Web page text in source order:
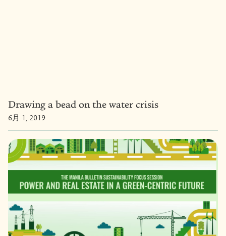
Drawing a bead on the water crisis
6月 1, 2019